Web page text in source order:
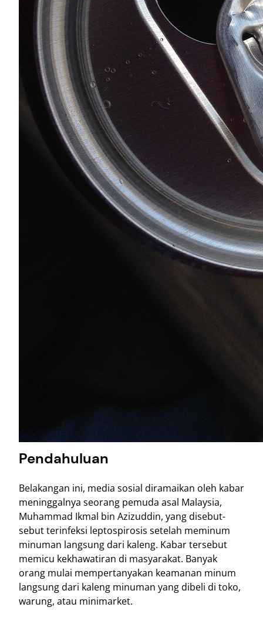
Pendahuluan
Belakangan ini, media sosial diramaikan oleh kabar
meninggalnya seorang pemuda asal Malaysia,
Muhammad Ikmal bin Azizuddin, yang disebut-
sebut terinfeksi leptospirosis setelah meminum
minuman langsung dari kaleng. Kabar tersebut
memicu kekhawatiran di masyarakat. Banyak
orang mulai mempertanyakan keamanan minum
langsung dari kaleng minuman yang dibeli di toko,
warung, atau minimarket.